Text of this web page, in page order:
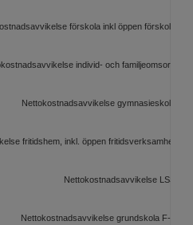
Nettokostnadsavvikelse grundskola F-9,
Nettokostnadsavvikelse LSS,
fritidshem, inkl. öppen fritidsverksamhet,
Nettokostnadsavvikelse gymnasieskola,
individ- och familjeomsorg,
förskola inkl öppen förskola,